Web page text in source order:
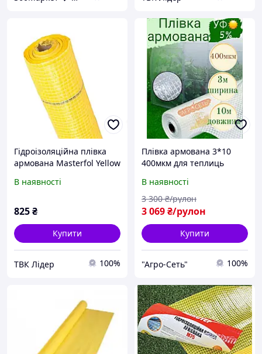
Гідроізоляційна плівка
армована Masterfol Yellow
(75 м.кв.)
В наявності
825₴
Купити
ТВК Лідер 100%
Плівка армована 3*10
400мкм для теплиць
В наявності
3 069₴/рулон
3 300 ₴/рулон
Купити
"Агро-Сеть" 100%